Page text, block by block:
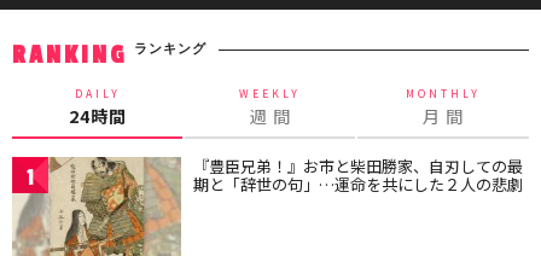
RANKING ランキング
DAILY
24時間
WEEKLY
週 間
MONTHLY
月 間
1 『豊臣兄弟！』お市と柴田勝家、自刃しての最
期と「辞世の句」…運命を共にした２人の悲劇